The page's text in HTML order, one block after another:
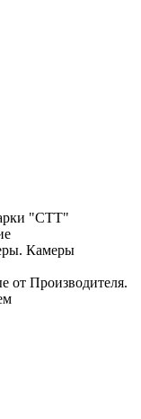
"СТТ"
Камеры
Производителя.